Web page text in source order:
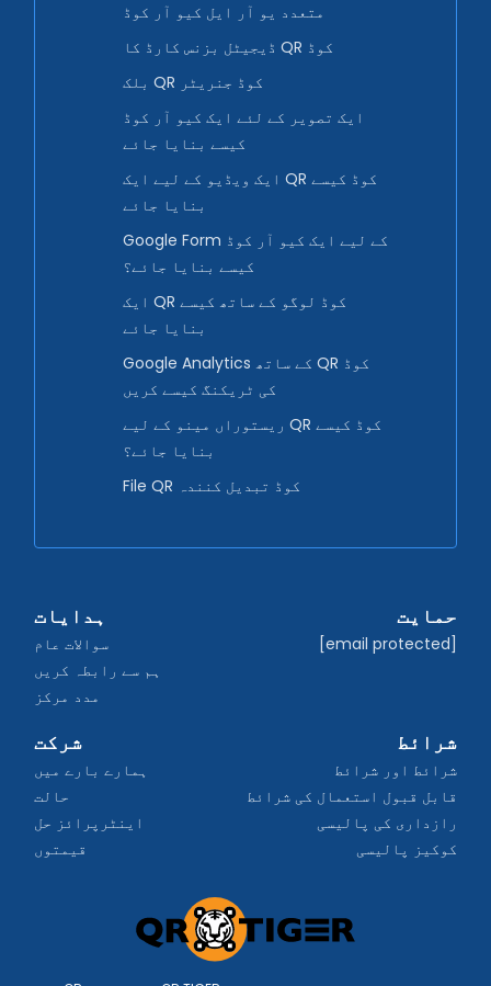
متعدد یو آر ایل کیو آر کوڈ
ڈیجیٹل بزنس کارڈ کا QR کوڈ
بلک QR کوڈ جنریٹر
ایک تصویر کے لئے ایک کیو آر کوڈ
کیسے بنایا جائے
ایک ویڈیو کے لیے ایک QR کوڈ کیسے
بنایا جائے
Google Form کے لیے ایک کیو آر کوڈ
کیسے بنایا جائے؟
ایک QR کوڈ لوگو کے ساتھ کیسے
بنایا جائے
Google Analytics کے ساتھ QR کوڈ
کی ٹریکنگ کیسے کریں
ریستوراں مینو کے لیے QR کوڈ کیسے
بنایا جائے؟
File QR کوڈ تبدیل کنندہ
ہدایات
سوالات عام
ہم سے رابطہ کریں
مدد مرکز
حمایت
[email protected]
شرکت
ہمارے بارے میں
حالت
اینٹرپرائز حل
قیمتوں
شرائط
شرائط اور شرائط
قابل قبول استعمال کی شرائط
رازداری کی پالیسی
کوکیز پالیسی